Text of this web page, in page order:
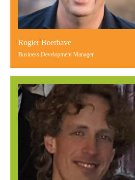
Rogier Boerhave
Business Development Manager